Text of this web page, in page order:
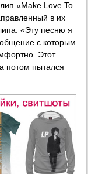
«Make Love To
в их
«Эту песню я
с которым
Этот
потом пытался